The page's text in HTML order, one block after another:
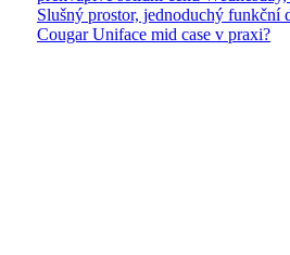
Slušný prostor, jednoduchý funkční
Cougar Uniface mid case v praxi?